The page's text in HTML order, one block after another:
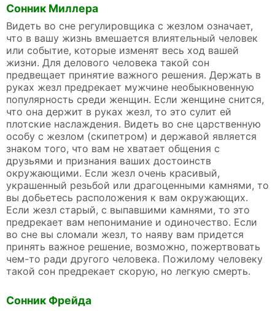
Сонник Миллера
Видеть во сне регулировщика с жезлом означает,
что в вашу жизнь вмешается влиятельный человек
или событие, которые изменят весь ход вашей
жизни. Для делового человека такой сон
предвещает принятие важного решения. Держать в
руках жезл предрекает мужчине необыкновенную
популярность среди женщин. Если женщине снится,
что она держит в руках жезл, то это сулит ей
плотские наслаждения. Видеть во сне царственную
особу с жезлом (скипетром) и державой является
знаком того, что вам не хватает общения с
друзьями и признания ваших достоинств
окружающими. Если жезл очень красивый,
украшенный резьбой или драгоценными камнями, то
вы добьетесь расположения к вам окружающих.
Если жезл старый, с выпавшими камнями, то это
предрекает вам непонимание и одиночество. Если
во сне вы сломали жезл, то наяву вам придется
принять важное решение, возможно, пожертвовать
чем-то ради другого человека. Пожилому человеку
такой сон предрекает скорую, но легкую смерть.
Сонник Фрейда